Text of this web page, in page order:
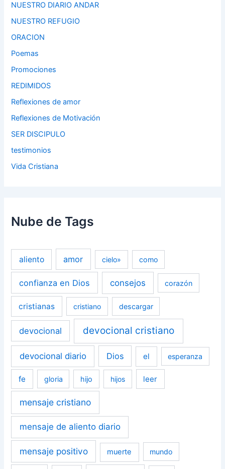
NUESTRO DIARIO ANDAR
NUESTRO REFUGIO
ORACION
Poemas
Promociones
REDIMIDOS
Reflexiones de amor
Reflexiones de Motivación
SER DISCIPULO
testimonios
Vida Cristiana
Nube de Tags
aliento amor cielo» como
confianza en Dios consejos corazón
cristianas cristiano descargar
devocional devocional cristiano
devocional diario Dios el esperanza
fe gloria hijo hijos leer
mensaje cristiano
mensaje de aliento diario
mensaje positivo muerte mundo